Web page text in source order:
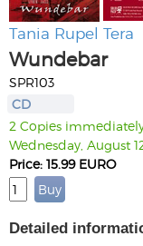
Tania Rupel Tera
Wundebar
SPR103
CD
2 Copies
Wednesday, August
Price: 15.99 EURO
Detailed